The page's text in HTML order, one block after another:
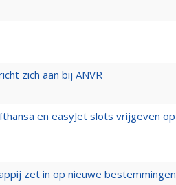
zich aan bij ANVR
en easyJet slots vrijgeven op
zet in op nieuwe bestemmingen